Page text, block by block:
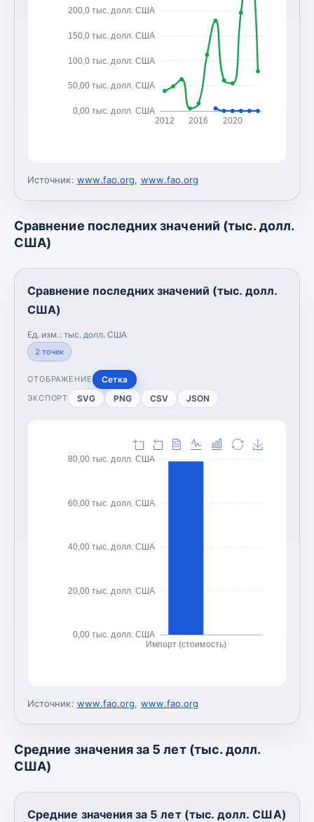
0,00 тыс. долл. США
50,00 тыс. долл. США
100,0 тыс. долл. США
150,0 тыс. долл. США
200,0 тыс. долл. США
2012 2016 2020
Источник: www.fao.org, www.fao.org
Сравнение последних значений (тыс. долл.
США)
Сравнение последних значений (тыс. долл.
США)
Ед. изм.: тыс. долл. США
2 точек
ОТОБРАЖЕНИЕ Сетка
ЭКСПОРТ SVG PNG CSV JSON
0,00 тыс. долл. США
20,00 тыс. долл. США
40,00 тыс. долл. США
60,00 тыс. долл. США
80,00 тыс. долл. США
Импорт (стоимость)
Источник: www.fao.org, www.fao.org
Средние значения за 5 лет (тыс. долл.
США)
Средние значения за 5 лет (тыс. долл. США)